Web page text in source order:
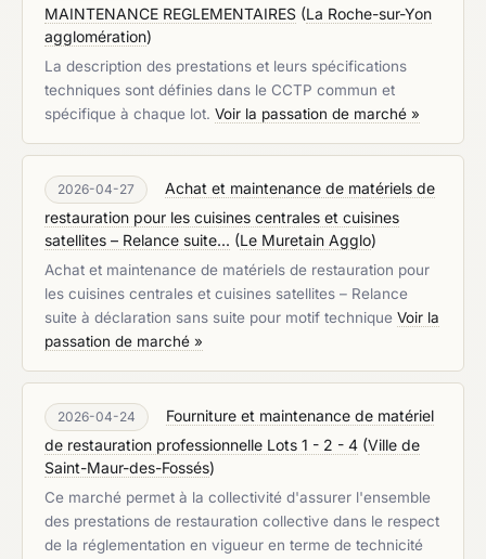
MAINTENANCE REGLEMENTAIRES (La Roche-sur-Yon
agglomération)
La description des prestations et leurs spécifications
techniques sont définies dans le CCTP commun et
spécifique à chaque lot. Voir la passation de marché »
2026-04-27
Achat et maintenance de matériels de
restauration pour les cuisines centrales et cuisines
satellites – Relance suite... (Le Muretain Agglo)
Achat et maintenance de matériels de restauration pour
les cuisines centrales et cuisines satellites – Relance
suite à déclaration sans suite pour motif technique Voir la
passation de marché »
2026-04-24
Fourniture et maintenance de matériel
de restauration professionnelle Lots 1 - 2 - 4 (Ville de
Saint-Maur-des-Fossés)
Ce marché permet à la collectivité d'assurer l'ensemble
des prestations de restauration collective dans le respect
de la réglementation en vigueur en terme de technicité